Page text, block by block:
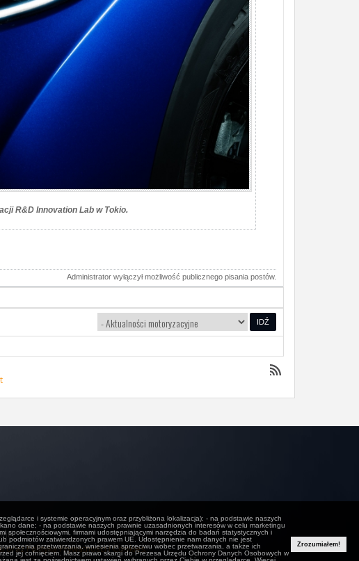
i systemie operacyjnym oraz przybliżona lokalizacja): - na podstawie naszych
dane; - na podstawie naszych prawnie uzasadnionych interesów w celu marketingu
społecznościowymi, firmami udostępniającymi narzędzia do badań statystycznych i
podmiotów zatwierdzonych prawem UE. Udostępnienie nam danych nie jest
przetwarzania, wniesienia sprzeciwu wobec przetwarzania, a także ich
jej cofnięciem. Masz prawo skargi do Prezesa Urzędu Ochrony Danych Osobowych w
Zrozumiałem!
R&D Innovation Lab w Tokio.
Administrator wyłączył możliwość publicznego pisania postów.
oraz Polityką Prywatności i Cookies.